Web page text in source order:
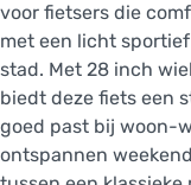
voor fietsers die
met een licht
stad. Met 28 inch
biedt deze fiets een
goed past bij woon-
ontspannen